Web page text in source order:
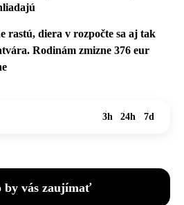
rastú, diera v rozpočte sa aj tak
Rodinám zmizne 376 eur
3h 24h 7d
by vás zaujímať